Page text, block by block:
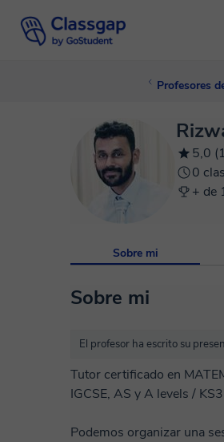
Profesores
5,0
0
+ de
Sobre mi
Sobre mi
El profesor ha escrito su
Tutor certificado en
IGCSE, AS y A levels /
Podemos organizar una